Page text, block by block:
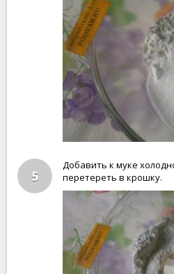
5
Добавить к муке
перетереть в крошку.